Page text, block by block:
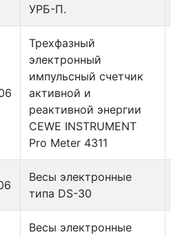
УРБ-П.
Трехфазный
электронный
импульсный счетчик
активной и
реактивной энергии
CEWE INSTRUMENT
Pro Meter 4311
Весы электронные
типа DS-30
Весы электронные